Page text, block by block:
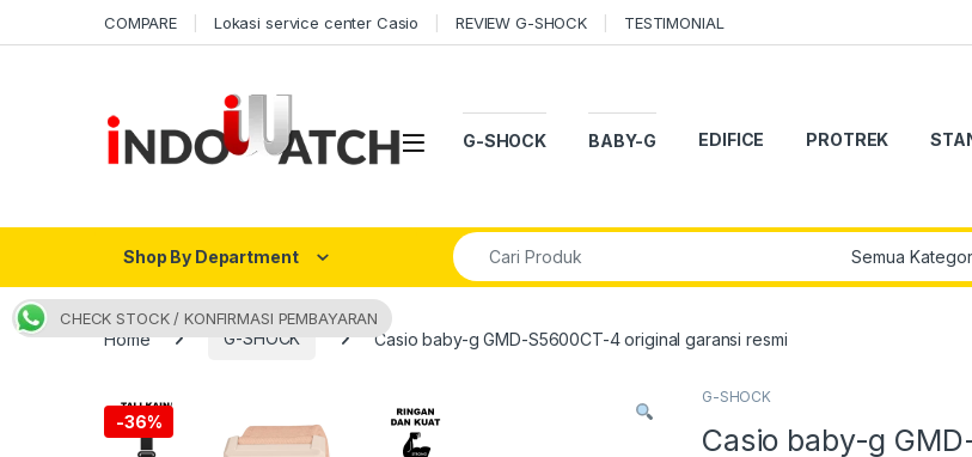
COMPARE Lokasi service center Casio REVIEW G-SHOCK TESTIMONIAL
Open G-SHOCK BABY-G EDIFICE PROTREK
Shop By Department
Search for:
Home G-SHOCK Casio baby-g GMD-S5600CT-4 original garansi resmi
-36%
G-SHOCK
Casio baby-g
CHECK STOCK / KONFIRMASI PEMBAYARAN